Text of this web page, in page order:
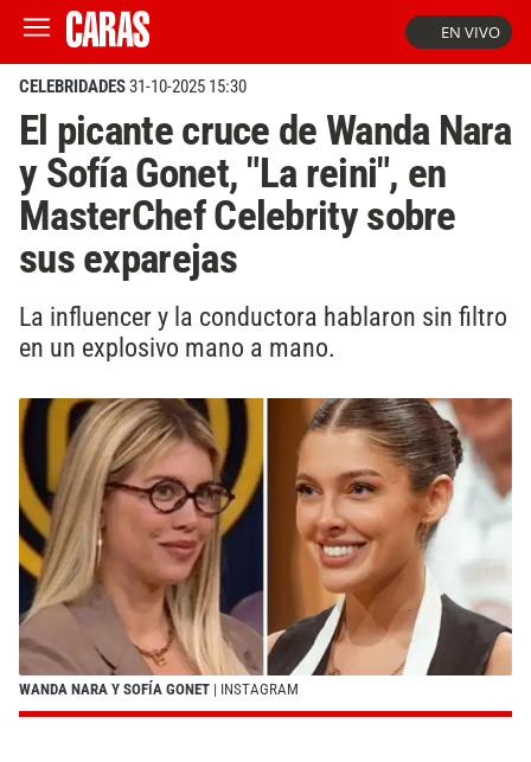
EN VIVO
CELEBRIDADES31-10-2025 15:30
El picante cruce de Wanda Nara
y Sofía Gonet, "La reini", en
MasterChef Celebrity sobre
sus exparejas
La influencer y la conductora hablaron sin filtro
en un explosivo mano a mano.
WANDA NARA Y SOFÍA GONET | INSTAGRAM